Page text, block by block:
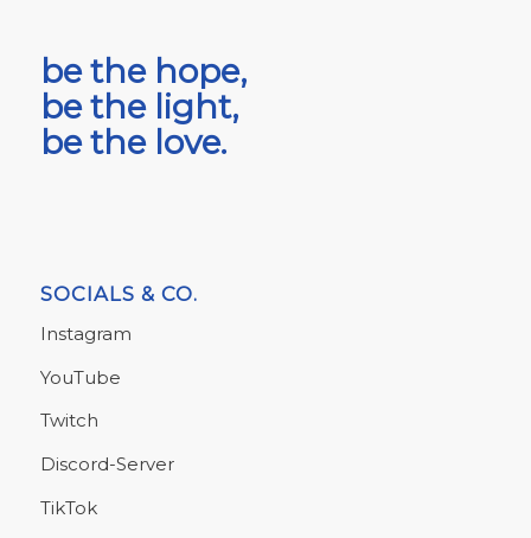
be the hope,
be the light,
be the love.
SOCIALS & CO.
Instagram
YouTube
Twitch
Discord-Server
TikTok